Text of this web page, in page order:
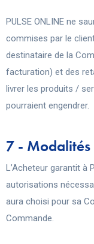
PULSE ONLINE ne
commises par le
destinataire de la
facturation) et des
livrer les produits /
pourraient engendrer.
7 -
L’Acheteur garantit à
autorisations
aura choisi pour sa
Commande.